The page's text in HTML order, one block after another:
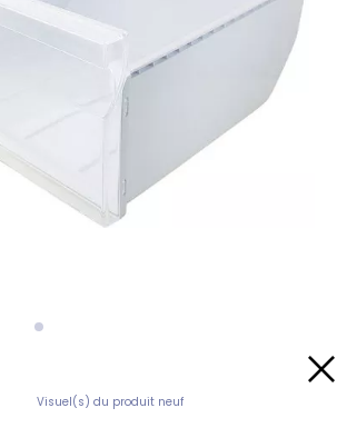
Visuel(s) du produit neuf